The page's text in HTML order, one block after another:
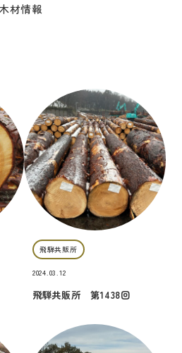
材情報
飛騨共販所
2024.03.12
飛騨共販所 第1438回